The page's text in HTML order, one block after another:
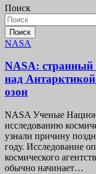
Поиск
Поиск
NASA
NASA:
над
озон
NASA Ученые
исследованию
узнали причину
году. Исследование
космического
обычно начинает…